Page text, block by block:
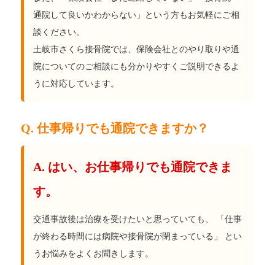
通院して良いかわからない」という方もお気軽にご相
談ください。
土岐市さくら接骨院では、保険会社とのやり取りや通
院についてのご相談にも分かりやすくご説明できるよ
うに対応しています。
Q. 仕事帰りでも通院できますか？
A. はい、お仕事帰りでも通院できま
す。
交通事故後は治療を受けたいと思っていても、 「仕事
が終わる時間には病院や接骨院が閉まっている」 とい
うお悩みをよくお聞きします。